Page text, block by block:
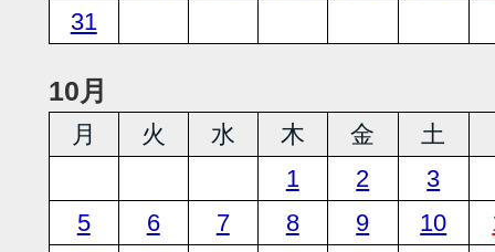
31
10月
月 火 水 木 金 土
1
2
3
5
6 7 8 9 10